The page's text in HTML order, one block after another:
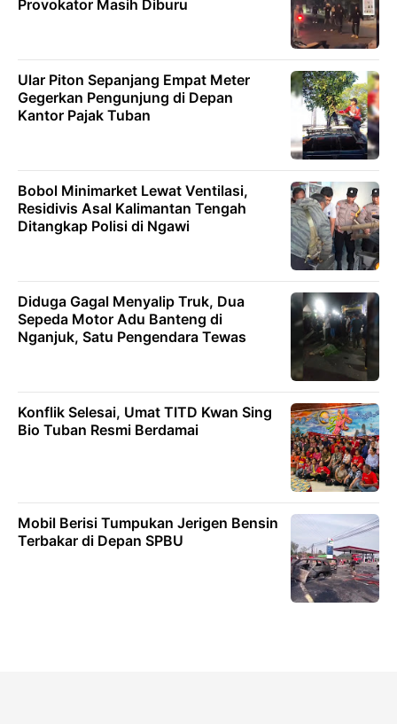
Provokator Masih Diburu
Ular Piton Sepanjang Empat Meter
Gegerkan Pengunjung di Depan
Kantor Pajak Tuban
Bobol Minimarket Lewat Ventilasi,
Residivis Asal Kalimantan Tengah
Ditangkap Polisi di Ngawi
Diduga Gagal Menyalip Truk, Dua
Sepeda Motor Adu Banteng di
Nganjuk, Satu Pengendara Tewas
Konflik Selesai, Umat TITD Kwan Sing
Bio Tuban Resmi Berdamai
Mobil Berisi Tumpukan Jerigen Bensin
Terbakar di Depan SPBU